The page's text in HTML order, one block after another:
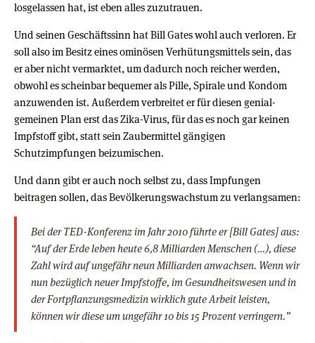
losgelassen hat, ist eben alles zuzutrauen.
Und seinen Geschäftssinn hat Bill Gates wohl auch verloren. Er
soll also im Besitz eines ominösen Verhütungsmittels sein, das
er aber nicht vermarktet, um dadurch noch reicher werden,
obwohl es scheinbar bequemer als Pille, Spirale und Kondom
anzuwenden ist. Außerdem verbreitet er für diesen genial-
gemeinen Plan erst das Zika-Virus, für das es noch gar keinen
Impfstoff gibt, statt sein Zaubermittel gängigen
Schutzimpfungen beizumischen.
Und dann gibt er auch noch selbst zu, dass Impfungen
beitragen sollen, das Bevölkerungswachstum zu verlangsamen:
Bei der TED-Konferenz im Jahr 2010 führte er [Bill Gates] aus:
“Auf der Erde leben heute 6,8 Milliarden Menschen (…), diese
Zahl wird auf ungefähr neun Milliarden anwachsen. Wenn wir
nun bezüglich neuer Impfstoffe, im Gesundheitswesen und in
der Fortpflanzungsmedizin wirklich gute Arbeit leisten,
können wir diese um ungefähr 10 bis 15 Prozent verringern.”